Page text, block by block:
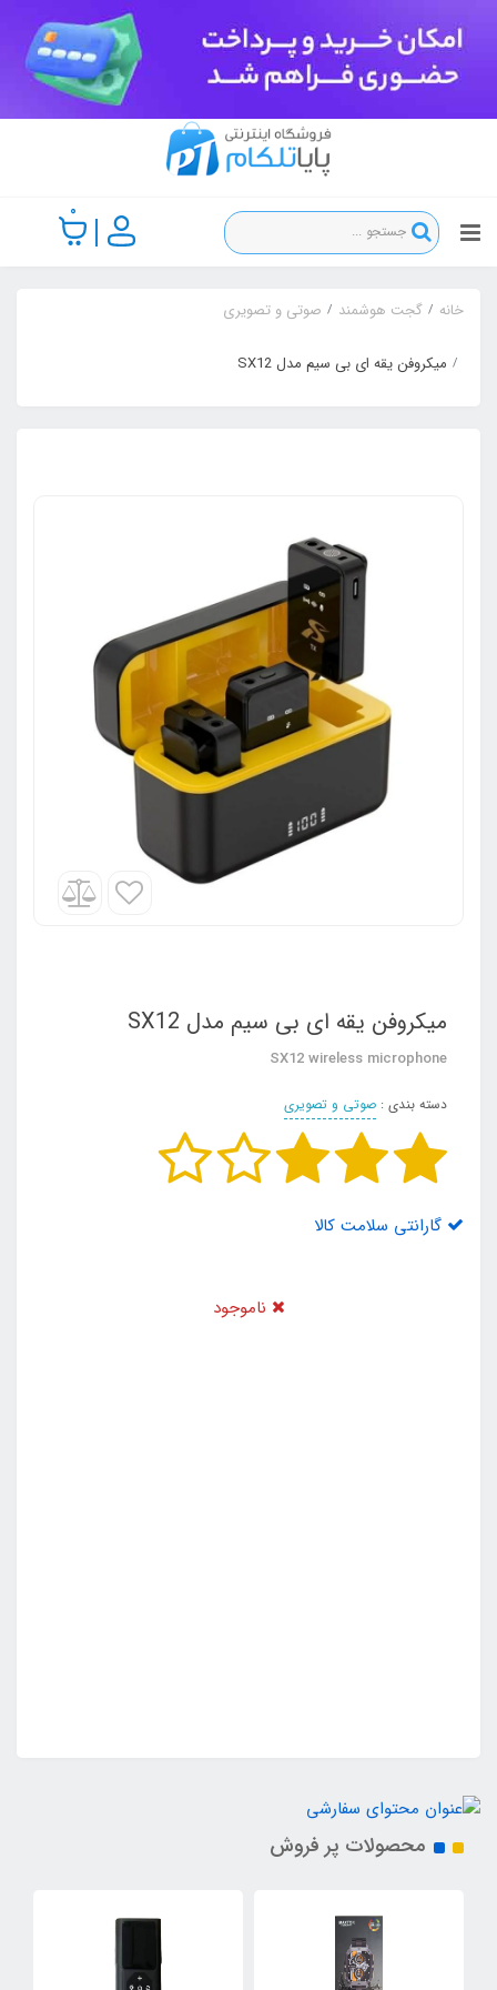
0
خانه گجت هوشمند صوتی و تصویری
میکروفن یقه ای بی سیم مدل SX12
میکروفن یقه ای بی سیم مدل SX12
SX12 wireless microphone
دسته بندی : صوتی و تصویری
گارانتی سلامت کالا
ناموجود
محصولات پر فروش